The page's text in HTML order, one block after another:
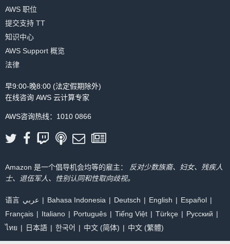
AWS 职位
提交支持 TT
知识中心
AWS Support 概览
法律
早9:00-晚8:00 (法定假期除外)
在线咨询 AWS 云计算专家
AWS咨询热线：1010 0866
Amazon 是一个倡导机会均等的雇主：
反对少数族裔、妇女、残疾人
士、退伍军人、性别认同和性取向歧视。
语言 عربي Bahasa Indonesia Deutsch English
Español
Français
Italiano Português Tiếng Việt Türkçe
Ρусский
ไทย
日本語 한국어 中文 (简体) 中文 (繁體)